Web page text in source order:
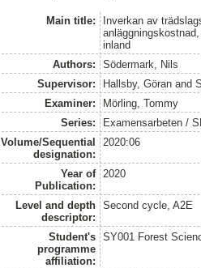
Main title:
Inverkan av
inland
Authors:
Södermark, Nils
Supervisor:
Hallsby, Göran and
Examiner:
Mörling, Tommy
Series:
Examensarbeten /
Volume/Sequential
designation:
2020:06
Year of
Publication:
2020
Level and depth
descriptor:
Second cycle, A2E
Student's
programme
affiliation:
SY001 Forest